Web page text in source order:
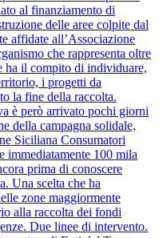
al finanziamento di
delle aree colpite dal
affidate all’Associazione
che rappresenta oltre
ha il compito di individuare,
i progetti da
la fine della raccolta.
è però arrivato pochi giorni
della campagna solidale,
Siciliana Consumatori
immediatamente 100 mila
prima di conoscere
Una scelta che ha
zone maggiormente
alla raccolta dei fondi
Due linee di intervento.